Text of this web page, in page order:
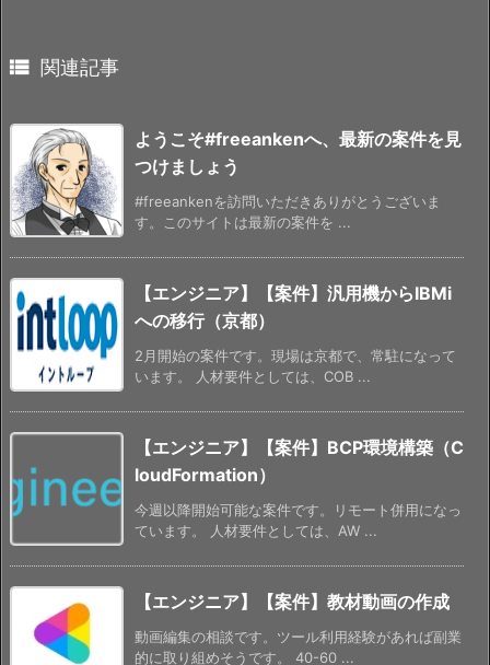
 関連記事
ようこそ#freeankenへ、最新の案件を見
つけましょう
#freeankenを訪問いただきありがとうございま
す。このサイトは最新の案件を ...
【エンジニア】【案件】汎用機からIBMi
への移行（京都）
2月開始の案件です。現場は京都で、常駐になって
います。 人材要件としては、COB ...
【エンジニア】【案件】BCP環境構築（C
loudFormation）
今週以降開始可能な案件です。リモート併用になっ
ています。 人材要件としては、AW ...
【エンジニア】【案件】教材動画の作成
動画編集の相談です。ツール利用経験があれば副業
的に取り組めそうです。 40-60 ...